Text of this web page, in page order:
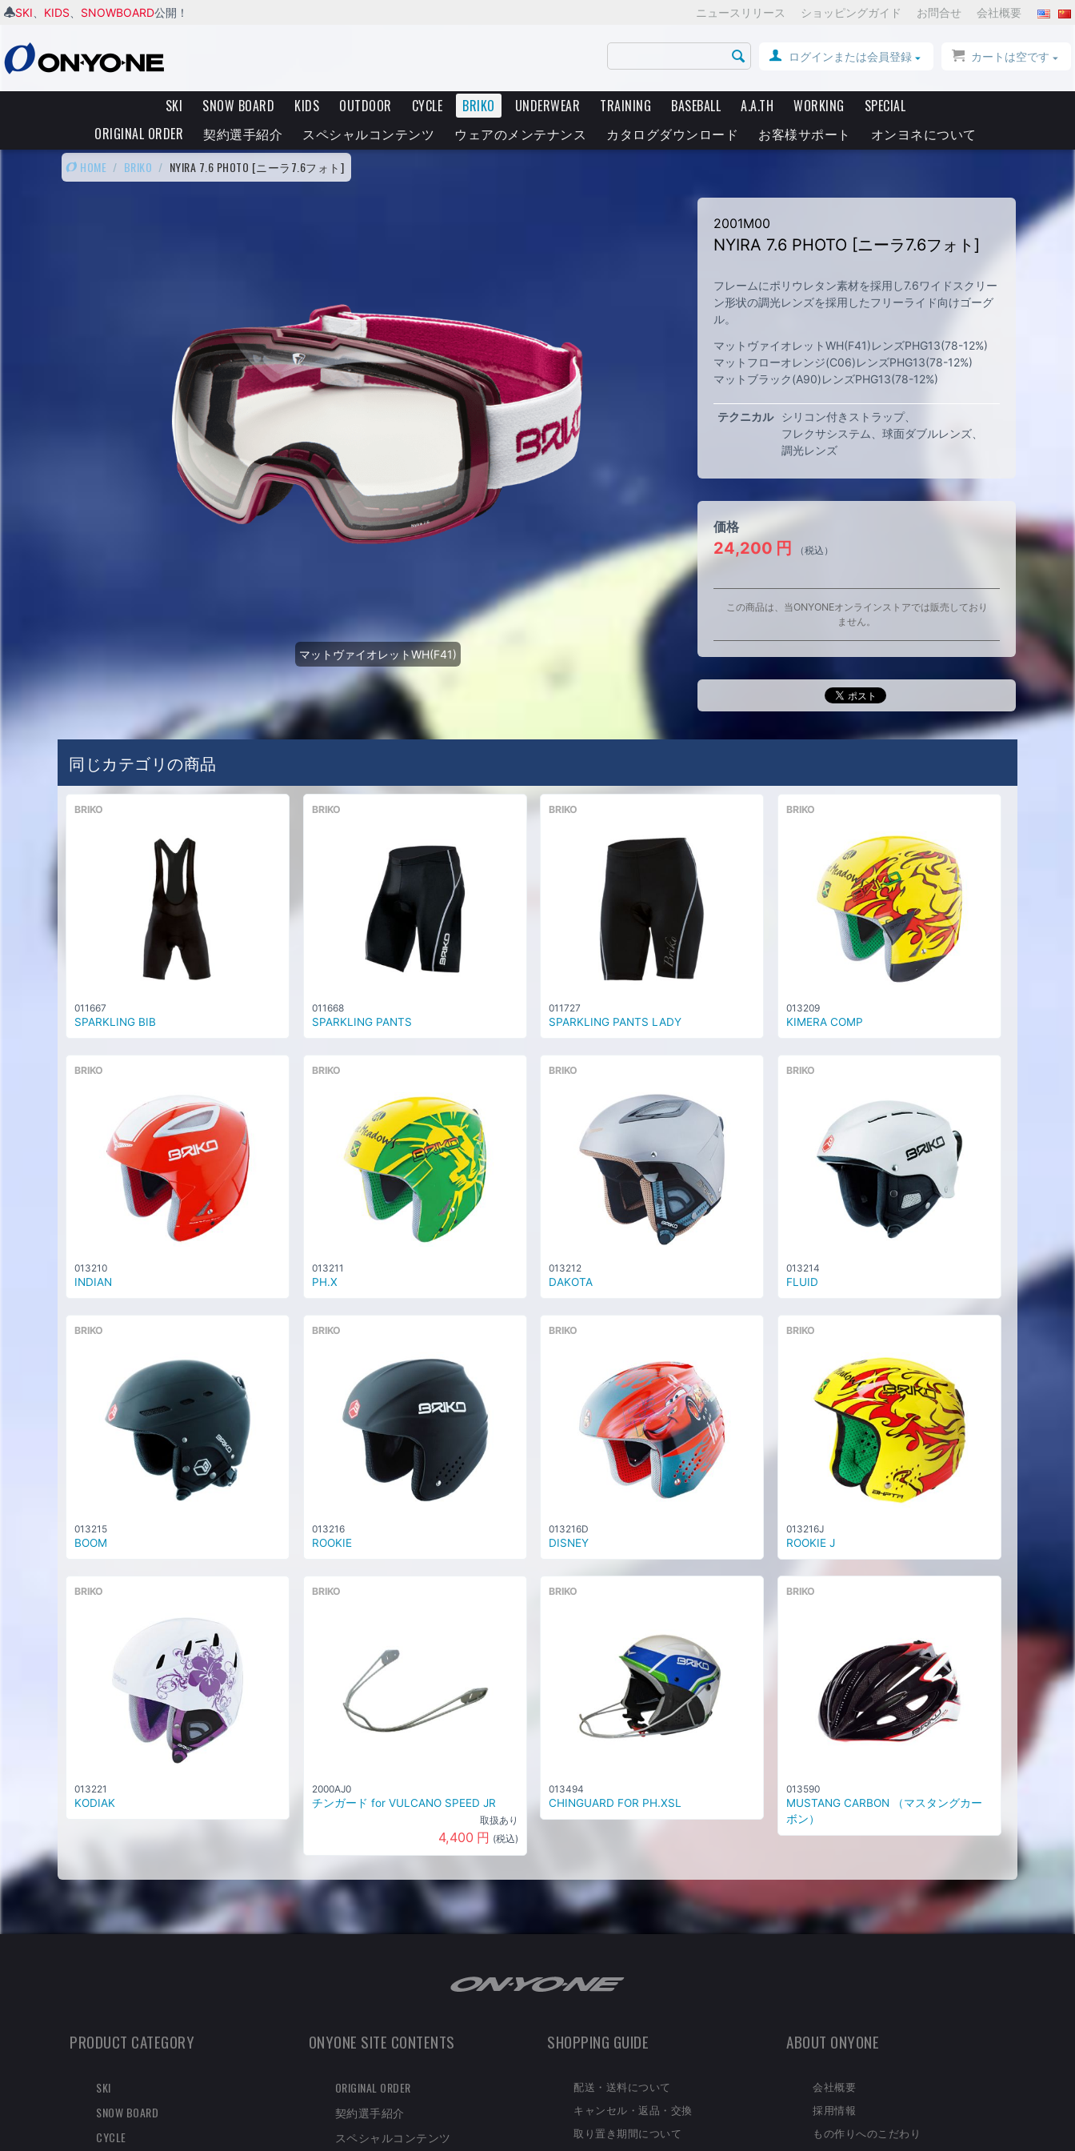
SKI KIDS SNOWBOARD公開！ ニュースリリース ショッピングガイド お問合せ 会社概要
カートは空です
ログインまたは会員登録
SKI SNOW BOARD KIDS OUTDOOR CYCLE BRIKO UNDERWEAR TRAINING BASEBALL A.A.TH WORKING
SPECIAL
ORIGINAL ORDER
契約選手紹介 スペシャルコンテンツ ウェアのメンテナンス カタログダウンロード お客様サポート オンヨネについて
HOME / BRIKO / NYIRA 7.6 PHOTO [ニーラ7.6フォト]
マットヴァイオレットWH(F41)
2001M00
NYIRA 7.6 PHOTO [ニーラ7.6フォト]
フレームにポリウレタン素材を採用し7.6ワイドスクリー
ン形状の調光レンズを採用したフリーライド向けゴーグ
ル。
マットヴァイオレットWH(F41)レンズPHG13(78-12%)
マットフローオレンジ(C06)レンズPHG13(78-12%)
マットブラック(A90)レンズPHG13(78-12%)
テクニカル
シリコン付きストラップ
フレクサシステム
球面ダブルレンズ
調光レンズ
価格
24,200 円 （税込）
この商品は、当ONYONEオンラインストアでは販売しており
ません。
同じカテゴリの商品
BRIKO
011667
SPARKLING BIB
BRIKO
011668
SPARKLING PANTS
BRIKO
011727
SPARKLING PANTS LADY
BRIKO
013209
KIMERA COMP
BRIKO
013210
INDIAN
BRIKO
013211
PH.X
BRIKO
013212
DAKOTA
BRIKO
013214
FLUID
BRIKO
013215
BOOM
BRIKO
013216
ROOKIE
BRIKO
013216D
DISNEY
BRIKO
013216J
ROOKIE J
BRIKO
013221
KODIAK
BRIKO
2000AJ0
チンガード for VULCANO SPEED JR
取扱あり
4,400 円 (税込)
BRIKO
013494
CHINGUARD FOR PH.XSL
BRIKO
013590
MUSTANG CARBON （マスタングカー
ボン）
PRODUCT CATEGORY
SKI
SNOW BOARD
CYCLE
ONYONE SITE CONTENTS
ORIGINAL ORDER
契約選手紹介
スペシャルコンテンツ
SHOPPING GUIDE
配送・送料について
キャンセル・返品・交換
取り置き期間について
ABOUT ONYONE
会社概要
採用情報
もの作りへのこだわり